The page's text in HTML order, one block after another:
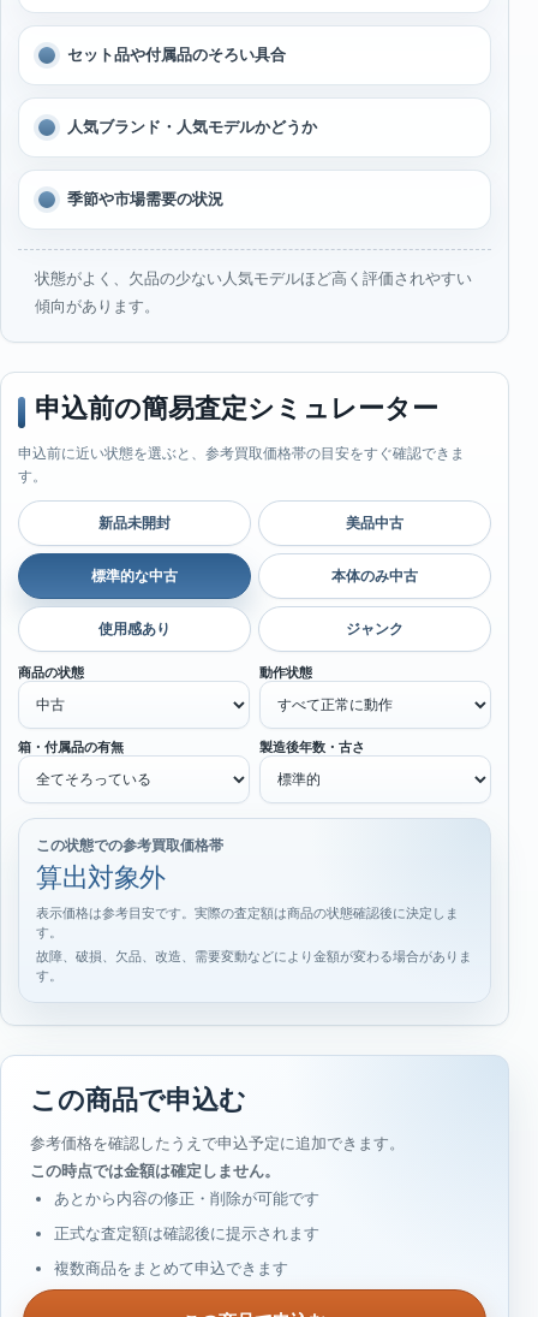
セット品や付属品のそろい具合
人気ブランド・人気モデルかどうか
季節や市場需要の状況
状態がよく、欠品の少ない人気モデルほど高く評価されやすい
傾向があります。
申込前の簡易査定シミュレーター
申込前に近い状態を選ぶと、参考買取価格帯の目安をすぐ確認できま
す。
新品未開封 美品中古
標準的な中古 本体のみ中古
使用感あり ジャンク
商品の状態 動作状態
箱・付属品の有無 製造後年数・古さ
この状態での参考買取価格帯
算出対象外
表示価格は参考目安です。実際の査定額は商品の状態確認後に決定しま
す。
故障、破損、欠品、改造、需要変動などにより金額が変わる場合がありま
す。
この商品で申込む
参考価格を確認したうえで申込予定に追加できます。
この時点では金額は確定しません。
あとから内容の修正・削除が可能です
正式な査定額は確認後に提示されます
複数商品をまとめて申込できます